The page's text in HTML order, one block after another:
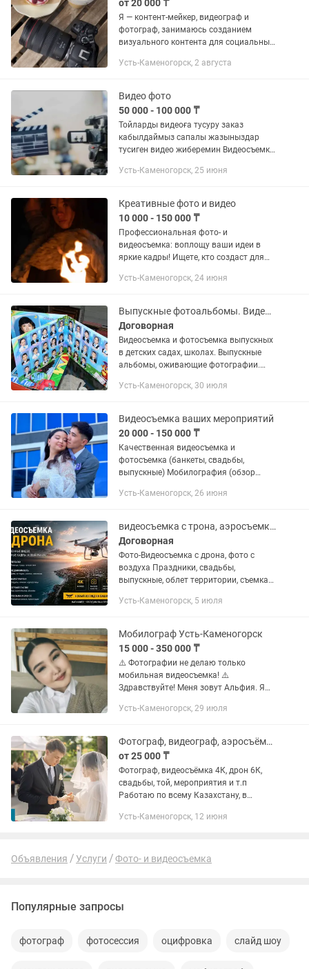
от 20 000 ₸
Я — контент-мейкер, видеограф и
фотограф, занимаюсь созданием
визуального контента для социальных
Специализируюсь на: •видеосъёмке
Усть-Каменогорск, 2 августа
Видео фото
50 000 - 100 000 ₸
Тойларды видеоға тусуру заказ
кабылдаймыз сапалы жазыныздар
тусиген видео жиберемин Видеосъемка
-Видеосъемка свадеб(+скидка) -Фото
Усть-Каменогорск, 25 июня
Креативные фото и видео
10 000 - 150 000 ₸
Профессиональная фото- и
видеосъемка: воплощу ваши идеи в
яркие кадры! Ищете, кто создаст для
запечатлеет важные моменты в
профессиональный...
Усть-Каменогорск, 24 июня
Выпускные фотоальбомы. Видео- и фотосъемка выпускных.Оцифровка кассет
Договорная
Видеосъемка и фотосъемка выпускных
в детских садах, школах. Выпускные
альбомы, оживающие фотографии.
видеокассет (перенос видео) на диск,
Усть-Каменогорск, 30 июля
Видеосъемка ваших мероприятий
20 000 - 150 000 ₸
Качественная видеосъемка и
фотосъемка (банкеты, свадьбы,
выпускные) Мобилография (обзор
туризм) Бэкстейдж (за кадром)
Усть-Каменогорск, 26 июня
видеосъемка с трона, аэросъемка, аренда дрона, квадрокоптера
Договорная
Фото-Видеосъемка с дрона, фото с
воздуха Праздники, свадьбы,
выпускные, облет территории, съемка
Dji mavic 3pro 15-20 минут видео
Усть-Каменогорск, 5 июля
Мобилограф Усть-Каменогорск
15 000 - 350 000 ₸
⚠️ Фотографии не делаю только
мобильная видеосъемка! ⚠️
Здравствуйте! Меня зовут Альфия. Я
более 2 лет. Работала в разных
менеджер,...
Усть-Каменогорск, 29 июля
Фотограф, видеограф, аэросъёмка
от 25 000 ₸
Фотограф, видеосъёмка 4К, дрон 6К,
свадьбы, той, мероприятия и т.п
Работаю по всему Казахстану, в
Профессиональный фотограф/
Усть-Каменогорск, 12 июня
Объявления Услуги Фото- и видеосъемка
Популярные запросы
фотограф фотосессия оцифровка слайд шоу